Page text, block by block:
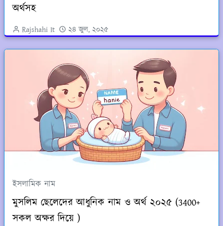
অর্থসহ
Rajshahi It ২৪ জুল, ২০২৫
ইসলামিক নাম
মুসলিম ছেলেদের আধুনিক নাম ও অর্থ ২০২৫ (3400+
সকল অক্ষর দিয়ে )